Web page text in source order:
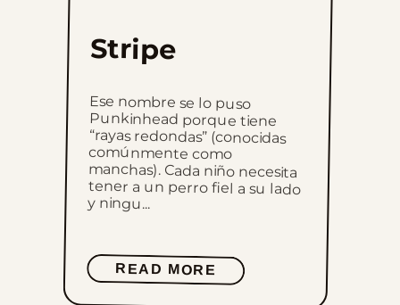
Stripe
Ese nombre se lo puso
Punkinhead porque tiene
“rayas redondas” (conocidas
comúnmente como
manchas). Cada niño necesita
tener a un perro fiel a su lado
y ningu...
READ MORE